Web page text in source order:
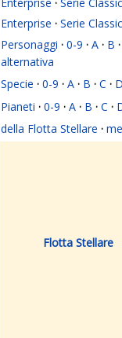
Enterprise · Serie
Enterprise · Serie
Personaggi · 0-9 · A · B ·
alternativa
Specie · 0-9 · A · B · C · D
Pianeti · 0-9 · A · B · C ·
della Flotta Stellare ·
Flotta Stellare